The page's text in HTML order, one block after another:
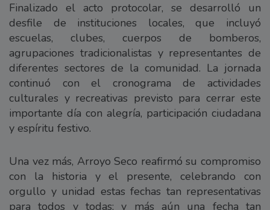
Finalizado el acto protocolar, se desarrolló un
desfile de instituciones locales, que incluyó
escuelas, clubes, cuerpos de bomberos,
agrupaciones tradicionalistas y representantes de
diferentes sectores de la comunidad. La jornada
continuó con el cronograma de actividades
culturales y recreativas previsto para cerrar este
importante día con alegría, participación ciudadana
y espíritu festivo.
Una vez más, Arroyo Seco reafirmó su compromiso
con la historia y el presente, celebrando con
orgullo y unidad estas fechas tan representativas
para todos y todas; y más aún una fecha tan